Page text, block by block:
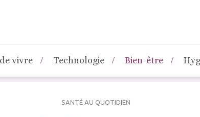
vivre Technologie Bien-être
SANTÉ AU QUOTIDIEN